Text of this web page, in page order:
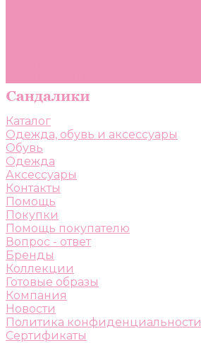
Каталог
Одежда, обувь и аксессуары
Обувь
Одежда
Аксессуары
Контакты
Помощь
Покупки
Помощь покупателю
Вопрос - ответ
Бренды
Коллекции
Готовые образы
Компания
Новости
Политика конфиденциальности
Сертификаты